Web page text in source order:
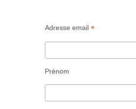
Adresse email *
Prénom